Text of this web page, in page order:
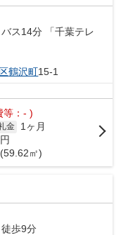
バス14分 「千葉テレ
鶴沢町15-1
等：- )
金 1ヶ月
㎡)
徒歩9分